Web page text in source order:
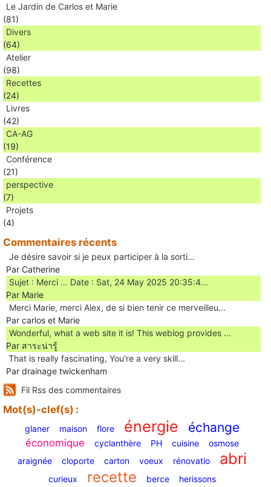
Le Jardin de Carlos et Marie
(81)
Divers
(64)
Atelier
(98)
Recettes
(24)
Livres
(42)
CA-AG
(19)
Conférence
(21)
perspective
(7)
Projets
(4)
Commentaires récents
Je désire savoir si je peux participer à la sorti...
Par Catherine
Sujet : Merci … Date : Sat, 24 May 2025 20:35:4...
Par Marie
Merci Marie, merci Alex, de si bien tenir ce merveilleu...
Par carlos et Marie
Wonderful, what a web site it is! This weblog provides ...
Par สาระน่ารู้
Ꭲhat is really fascinating, You'rе a very skill...
Par drainage twickenham
Fil Rss des commentaires
Mot(s)-clef(s) :
glaner maison flore énergie échange
économique cyclanthère PH cuisine
osmose
araignée
cloporte carton voeux rénovatio abri
curieux recette berce herissons